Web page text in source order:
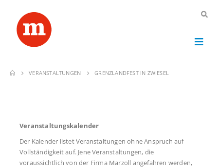
VERANSTALTUNGEN GRENZLANDFEST IN ZWIESEL
Veranstaltungskalender
Der Kalender listet Veranstaltungen ohne Anspruch auf
Vollständigkeit auf. Jene Veranstaltungen, die
voraussichtlich von der Firma Marzoll angefahren werden,